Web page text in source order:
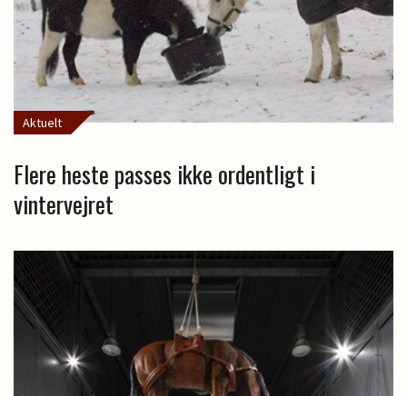
Aktuelt
Flere heste passes ikke ordentligt i
vintervejret